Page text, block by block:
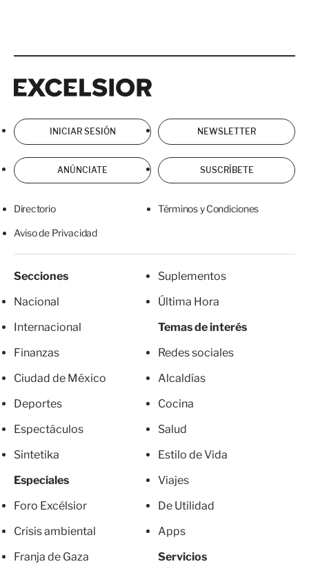
INICIAR SESIÓN NEWSLETTER
ANÚNCIATE SUSCRÍBETE
Directorio Términos y Condiciones
Aviso de Privacidad
Secciones
Nacional
Internacional
Finanzas
Ciudad de México
Deportes
Espectáculos
Sintetika
Especiales
Foro Excélsior
Crisis ambiental
Franja de Gaza
Suplementos
Última Hora
Temas de interés
Redes sociales
Alcaldías
Cocina
Salud
Estilo de Vida
Viajes
De Utilidad
Apps
Servicios